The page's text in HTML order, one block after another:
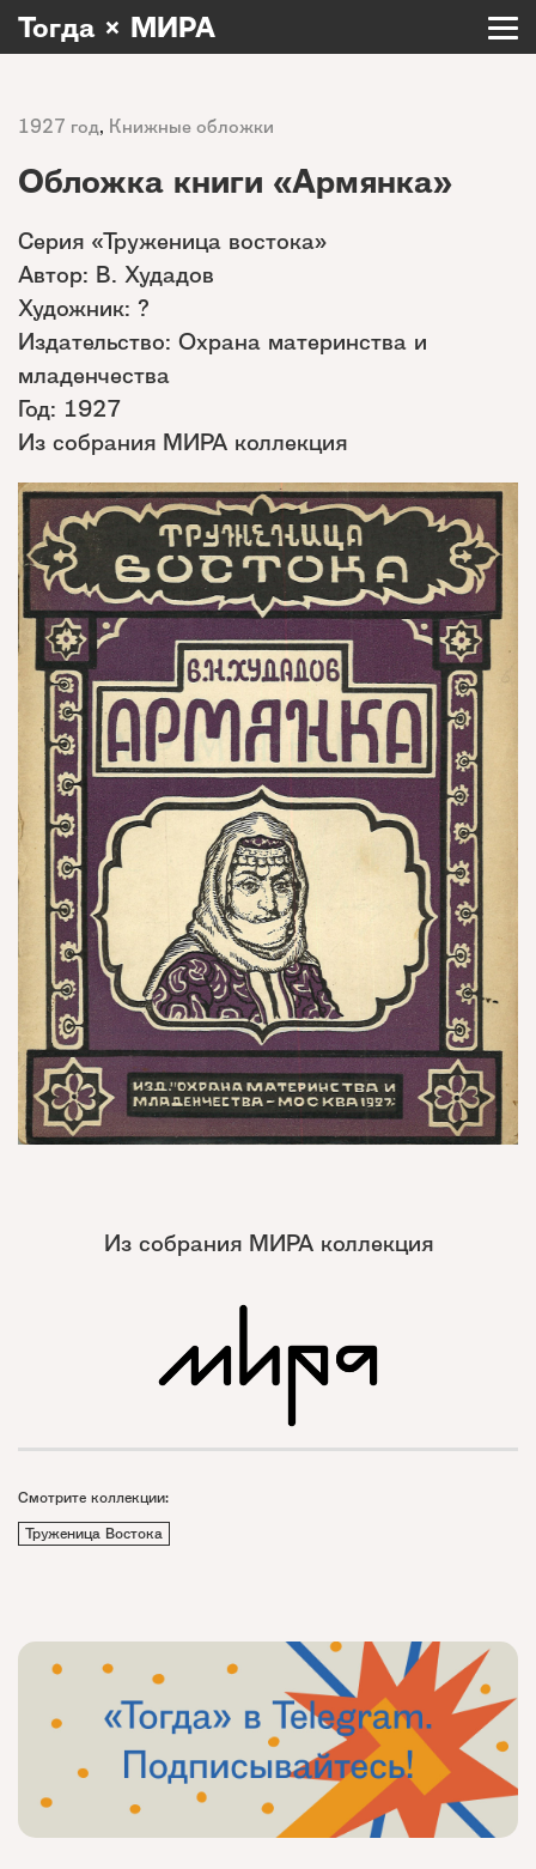
Тогда × МИРА
1927 год, Книжные обложки
Обложка книги «Армянка»
Серия «Труженица востока»
Автор: В. Худадов
Художник: ?
Издательство: Охрана материнства и
младенчества
Год: 1927
Из собрания МИРА коллекция
Из собрания МИРА коллекция
Смотрите коллекции:
Труженица Востока